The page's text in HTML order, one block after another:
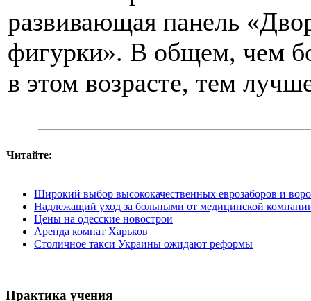
развивающая панель
фигурки». В общем, чем
в этом возрасте, тем
Читайте:
Широкий выбор высококачественных еврозаборов и
Надлежащий уход за больными от медицинской
Цены на одесские новострои
Аренда комнат Харьков
Столичное такси Украины ожидают реформы
Практика учения